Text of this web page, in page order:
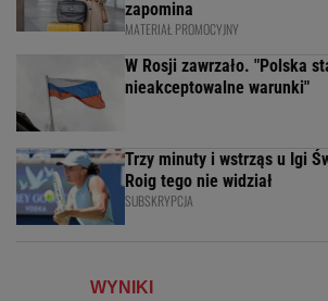
zapomina
MATERIAŁ PROMOCYJNY
W Rosji zawrzało. "Polska
nieakceptowalne warunki"
Trzy minuty i wstrząs u Igi
Roig tego nie widział
SUBSKRYPCJA
WYNIKI